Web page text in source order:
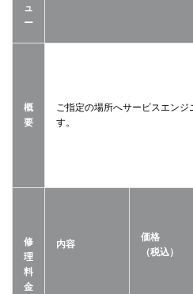
ュ
ー
概
要
ご指定の場所へサービスエンジ
す。
修
理
料
金
内容
価格
（税込）